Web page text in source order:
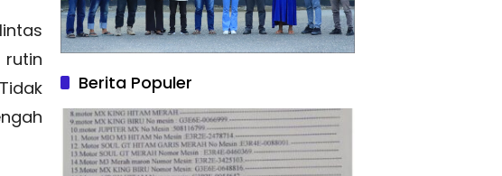
Berita Populer